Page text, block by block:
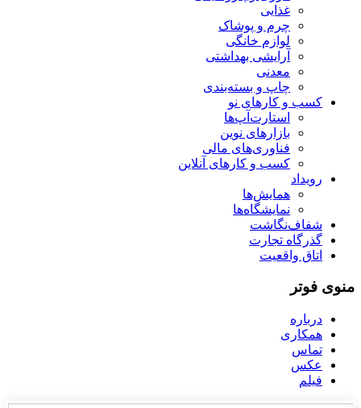
غذایی
چرم و پوشاک
لوازم خانگی
آرایشی بهداشتی
معدنی
چاپ و بسته‌بندی
کسب و کارهای نو
استارت‌آپ‌ها
بازارهای نوین
فناوری‌های مالی
کسب و کارهای آنلاین
رویداد
همایش‌ها
نمایشگاه‌ها
شفاف‌نگاشت
گذرگاه تجارت
اتاق واقعیت
منوی فوتر
درباره
همکاری
تماس
عکس
فیلم